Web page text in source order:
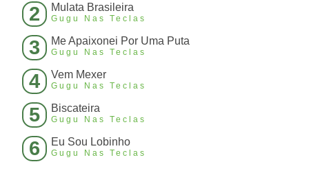
2 Mulata Brasileira
Gugu Nas Teclas
3 Me Apaixonei Por Uma Puta
Gugu Nas Teclas
4 Vem Mexer
Gugu Nas Teclas
5 Biscateira
Gugu Nas Teclas
6 Eu Sou Lobinho
Gugu Nas Teclas